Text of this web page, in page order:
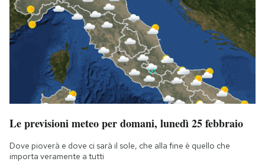
Le previsioni meteo per domani, lunedì 25 febbraio
Dove pioverà e dove ci sarà il sole, che alla fine è quello che
importa veramente a tutti